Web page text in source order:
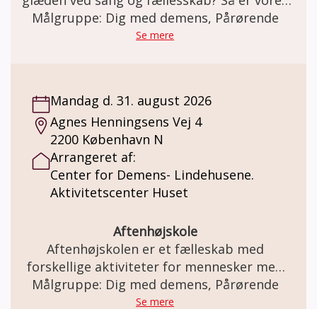
demenskor måske lige noget for jer! Koret
er for personer med let til moderat demens
der hygge for pårørende i et tilstødende
lokale. Både for personer med demens og
pårørende er det en god anledning til at
møde andre i samme situation.
Målgruppe: Dig med demens, Pårørende
Se mere
Mandag d. 31. august 2026
Agnes Henningsens Vej 4
2200 København N
Arrangeret af:
Center for Demens- Lindehusene.
Aktivitetscenter Huset
Aftenhøjskole
Aftenhøjskolen er et fælleskab med
forskellige aktiviteter for mennesker med
demens sammen med familie og venner.
Målgruppe: Dig med demens, Pårørende
Se mere